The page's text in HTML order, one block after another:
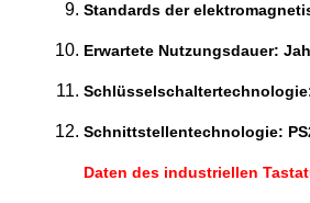
Standards der
Erwartete Nutzungsdauer:
Schnittstellentechnologie:
Daten des industriellen